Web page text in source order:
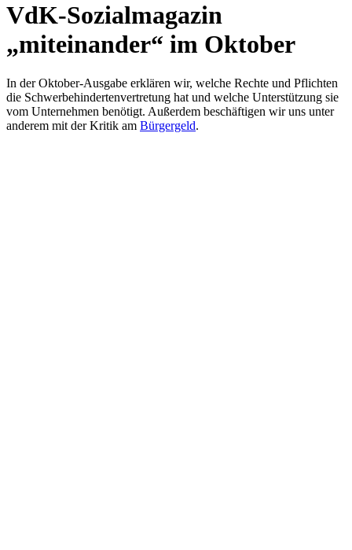
VdK-Sozialmagazin
„miteinander“ im Oktober
In der Oktober-Ausgabe erklären wir, welche Rechte und Pflichten
die Schwerbehindertenvertretung hat und welche Unterstützung sie
vom Unternehmen benötigt. Außerdem beschäftigen wir uns unter
anderem mit der Kritik am Bürgergeld.